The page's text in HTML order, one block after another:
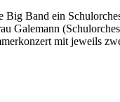
Band ein
Galemann
mit jeweils